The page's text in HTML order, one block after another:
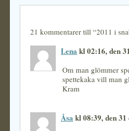
21 kommentarer till “2011 i
Lena kl 02:16, den
Om man glömmer
spettekaka vill man
Kram
Åsa kl 08:39, den 31